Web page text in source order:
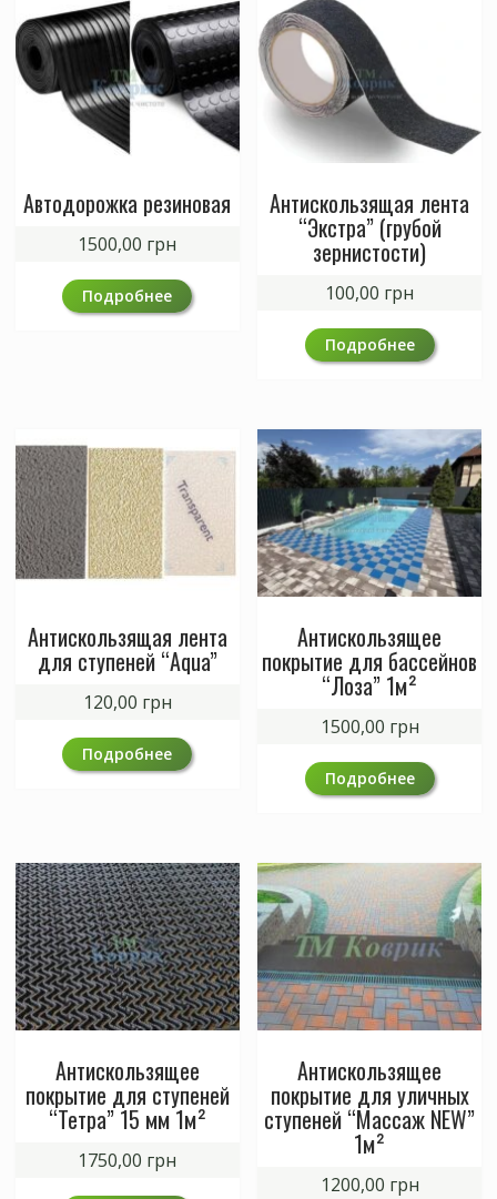
Автодорожка резиновая
1500,00 грн
Подробнее
Антискользящая лента
“Экстра” (грубой
зернистости)
100,00 грн
Подробнее
Антискользящая лента
для ступеней “Aqua”
120,00 грн
Подробнее
Антискользящее
покрытие для бассейнов
“Лоза” 1м²
1500,00 грн
Подробнее
Антискользящее
покрытие для ступеней
“Тетра” 15 мм 1м²
1750,00 грн
Антискользящее
покрытие для уличных
ступеней “Массаж NEW”
1м²
1200,00 грн